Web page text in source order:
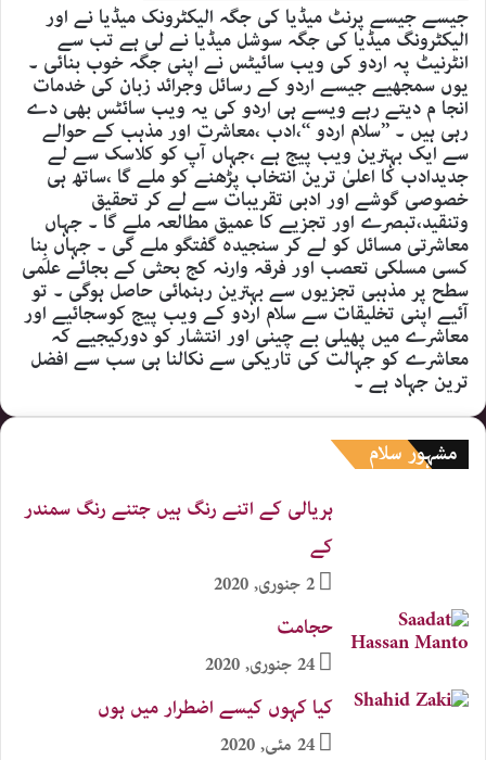
جیسے جیسے پرنٹ میڈیا کی جگہ الیکٹرونک میڈیا نے اور
الیکٹرونگ میڈیا کی جگہ سوشل میڈیا نے لی ہے تب سے
انٹرنیٹ پہ اردو کی ویب سائیٹس نے اپنی جگہ خوب بنائی ۔
یوں سمجھیے جیسے اردو کے رسائل وجرائد زبان کی خدمات
انجا م دیتے رہے ویسے ہی اردو کی یہ ویب سائٹس بھی دے
رہی ہیں ۔ ’’سلام اردو ‘‘،ادب ،معاشرت اور مذہب کے حوالے
سے ایک بہترین ویب پیج ہے ،جہاں آپ کو کلاسک سے لے
جدیدادب کا اعلیٰ ترین انتخاب پڑھنے کو ملے گا ،ساتھ ہی
خصوصی گوشے اور ادبی تقریبات سے لے کر تحقیق
وتنقید،تبصرے اور تجزیے کا عمیق مطالعہ ملے گا ۔ جہاں
معاشرتی مسائل کو لے کر سنجیدہ گفتگو ملے گی ۔ جہاں بِنا
کسی مسلکی تعصب اور فرقہ وارنہ کج بحثی کے بجائے علمی
سطح پر مذہبی تجزیوں سے بہترین رہنمائی حاصل ہوگی ۔ تو
آئیے اپنی تخلیقات سے سلام اردو کے ویب پیج کوسجائیے اور
معاشرے میں پھیلی بے چینی اور انتشار کو دورکیجیے کہ
معاشرے کو جہالت کی تاریکی سے نکالنا ہی سب سے افضل
ترین جہاد ہے ۔
مشہور سلام
ہریالی کے اتنے رنگ ہیں جتنے رنگ سمندر
کے
2 جنوری, 2020
حجامت
24 جنوری, 2020
کیا کہوں کیسے اضطرار میں ہوں
24 مئی, 2020